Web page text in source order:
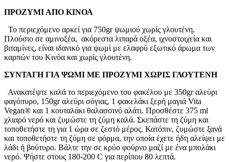
ΠΡΟΖΥΜΙ ΑΠΟ ΚΙΝΟΑ
Το περιεχόμενο αρκεί για 750gr ψωμιού χωρίς γλουτένη.
Πλούσιο σε αμινοξέα, ακόρεστα λιπαρά οξέα, ιχνοστοιχεία και
βιταμίνες, είναι ιδανικό για ψωμί με ελαφρύ εξωτικό άρωμα των
καρπών του Κινόα και χωρίς γλουτένη.
ΣΥΝΤΑΓΗ ΓΙΑ ΨΩΜΙ ΜΕ ΠΡΟΖΥΜΙ ΧΩΡΙΣ ΓΛΟΥΤΕΝΗ
Ανακατέψτε καλά το περιεχόμενο του φακέλου με 350gr αλεύρι
φαγόπυρο, 150gr αλεύρι σόγιας, 1 φακελάκι ξερή μαγιά Vita
Vegan® και 1 κουταλάκι θαλασσινό αλάτι. Προσθέστε 375 ml
χλιαρό νερό και ζυμώστε τη ζύμη καλά. Σκεπάστε τη ζύμη και
τοποθετήστε τη για 1 ώρα σε ζεστό μέρος. Κατόπιν, ζυμώστε ξανά
και τοποθετήστε τη ζύμη σε φόρμα, την οποία έχετε ήδη αλείψει με
λάδι ή βούτυρο. Βάλτε την σε κρύο φούρνο μαζί με ένα μπολάκι
νερό. Ψήστε στους 180-200 C για περίπου 80 λεπτά.